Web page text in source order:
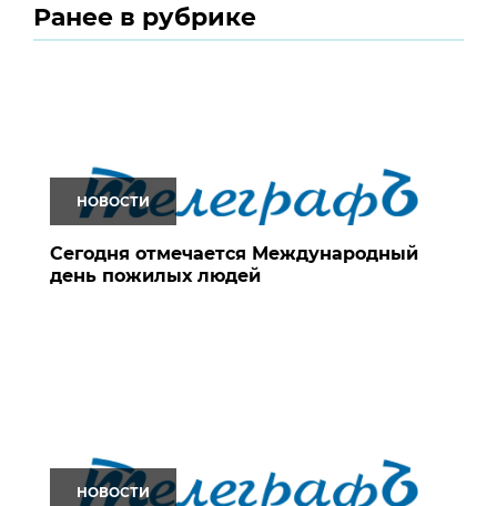
Ранее в рубрике
НОВОСТИ
Сегодня отмечается Международный
день пожилых людей
НОВОСТИ